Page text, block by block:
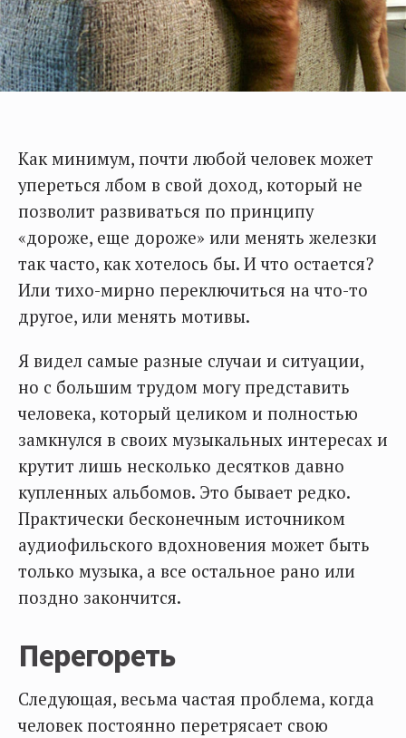
Как минимум, почти любой человек может
упереться лбом в свой доход, который не
позволит развиваться по принципу
«дороже, еще дороже» или менять железки
так часто, как хотелось бы. И что остается?
Или тихо-мирно переключиться на что-то
другое, или менять мотивы.
Я видел самые разные случаи и ситуации,
но с большим трудом могу представить
человека, который целиком и полностью
замкнулся в своих музыкальных интересах и
крутит лишь несколько десятков давно
купленных альбомов. Это бывает редко.
Практически бесконечным источником
аудиофильского вдохновения может быть
только музыка, а все остальное рано или
поздно закончится.
Перегореть
Следующая, весьма частая проблема, когда
человек постоянно перетрясает свою